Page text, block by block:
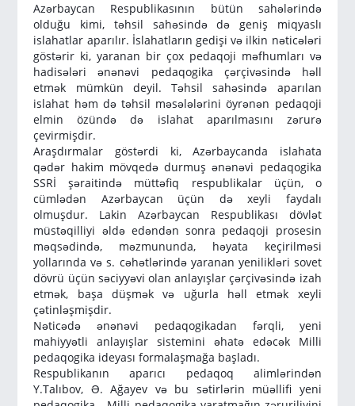
Azərbaycan Respublikasının bütün sahələrində
olduğu kimi, təhsil sahəsində də geniş miqyaslı
islahatlar aparılır. İslahatların gedişi və ilkin nəticələri
göstərir ki, yaranan bir çox pedaqoji məfhumları və
hadisələri ənənəvi pedaqogika çərçivəsində həll
etmək mümkün deyil. Təhsil sahəsində aparılan
islahat həm də təhsil məsələlərini öyrənən pedaqoji
elmin özündə də islahat aparılmasını zərurə
çevirmişdir.
Araşdırmalar göstərdi ki, Azərbaycanda islahata
qədər hakim mövqedə durmuş ənənəvi pedaqogika
SSRİ şəraitində müttəfiq respublikalar üçün, o
cümlədən Azərbaycan üçün də xeyli faydalı
olmuşdur. Lakin Azərbaycan Respublikası dövlət
müstəqilliyi əldə edəndən sonra pedaqoji prosesin
məqsədində, məzmununda, həyata keçirilməsi
yollarında və s. cəhətlərində yaranan yenilikləri sovet
dövrü üçün səciyyəvi olan anlayışlar çərçivəsində izah
etmək, başa düşmək və uğurla həll etmək xeyli
çətinləşmişdir.
Nəticədə ənənəvi pedaqogikadan fərqli, yeni
mahiyyətli anlayışlar sistemini əhatə edəcək Milli
pedaqogika ideyası formalaşmağa başladı.
Respublikanın aparıcı pedaqoq alimlərindən
Y.Talıbov, Ə. Ağayev və bu sətirlərin müəllifi yeni